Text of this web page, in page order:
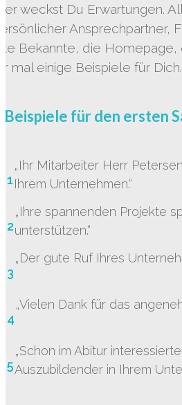
weckst Du Erwartungen.
Ansprechpartner,
Bekannte, die Homepage,
mal einige Beispiele für Dich.
Beispiele für den ersten
1
„Ihr Mitarbeiter Herr
Ihrem Unternehmen.“
2
„Ihre spannenden Projekte
unterstützen.“
3
„Der gute Ruf Ihres
4
„Vielen Dank für das
5
„Schon im Abitur
Auszubildender in Ihrem